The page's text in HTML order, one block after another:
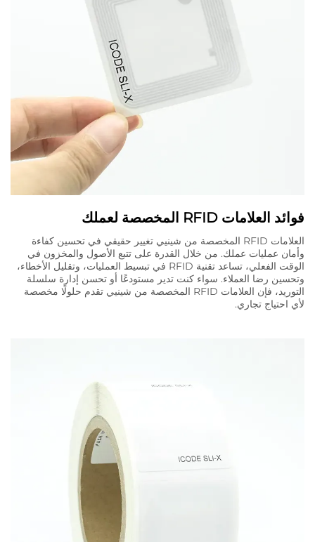
فوائد العلامات RFID المخصصة لعملك
العلامات RFID المخصصة من شينيي تغيير حقيقي في تحسين كفاءة
وأمان عمليات عملك. من خلال القدرة على تتبع الأصول والمخزون في
الوقت الفعلي، تساعد تقنية RFID في تبسيط العمليات، وتقليل الأخطاء،
وتحسين رضا العملاء. سواء كنت تدير مستودعًا أو تحسن إدارة سلسلة
التوريد، فإن العلامات RFID المخصصة من شينيي تقدم حلولًا مخصصة
لأي احتياج تجاري.